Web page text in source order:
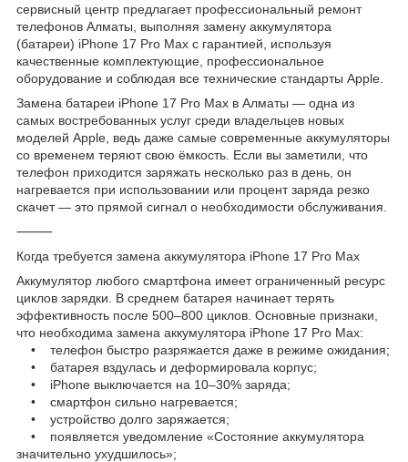
сервисный центр предлагает профессиональный ремонт
телефонов Алматы, выполняя замену аккумулятора
(батареи) iPhone 17 Pro Max с гарантией, используя
качественные комплектующие, профессиональное
оборудование и соблюдая все технические стандарты Apple.
Замена батареи iPhone 17 Pro Max в Алматы — одна из
самых востребованных услуг среди владельцев новых
моделей Apple, ведь даже самые современные аккумуляторы
со временем теряют свою ёмкость. Если вы заметили, что
телефон приходится заряжать несколько раз в день, он
нагревается при использовании или процент заряда резко
скачет — это прямой сигнал о необходимости обслуживания.
⸻
Когда требуется замена аккумулятора iPhone 17 Pro Max
Аккумулятор любого смартфона имеет ограниченный ресурс
циклов зарядки. В среднем батарея начинает терять
эффективность после 500–800 циклов. Основные признаки,
что необходима замена аккумулятора iPhone 17 Pro Max:
• телефон быстро разряжается даже в режиме ожидания;
• батарея вздулась и деформировала корпус;
• iPhone выключается на 10–30% заряда;
• смартфон сильно нагревается;
• устройство долго заряжается;
• появляется уведомление «Состояние аккумулятора
значительно ухудшилось»;